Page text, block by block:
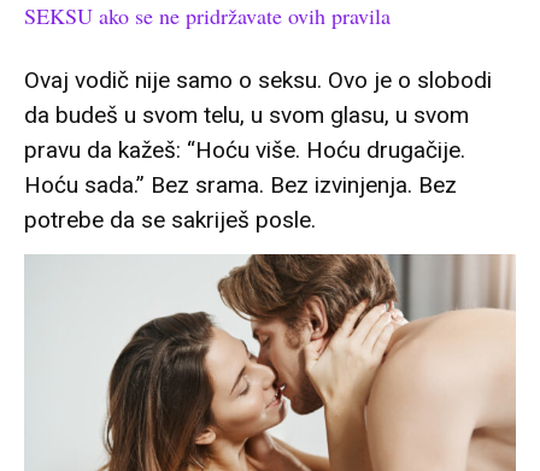
SEKSU ako se ne pridržavate ovih pravila
Ovaj vodič nije samo o seksu. Ovo je o slobodi
da budeš u svom telu, u svom glasu, u svom
pravu da kažeš: “Hoću više. Hoću drugačije.
Hoću sada.” Bez srama. Bez izvinjenja. Bez
potrebe da se sakriješ posle.